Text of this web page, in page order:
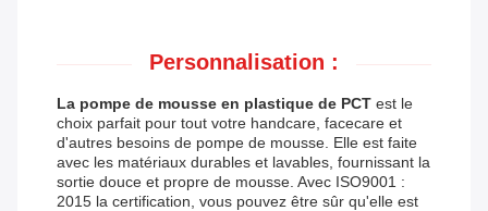
Personnalisation :
La pompe de mousse en plastique de PCT est le
choix parfait pour tout votre handcare, facecare et
d'autres besoins de pompe de mousse. Elle est faite
avec les matériaux durables et lavables, fournissant la
sortie douce et propre de mousse. Avec ISO9001 :
2015 la certification, vous pouvez être sûr qu'elle est